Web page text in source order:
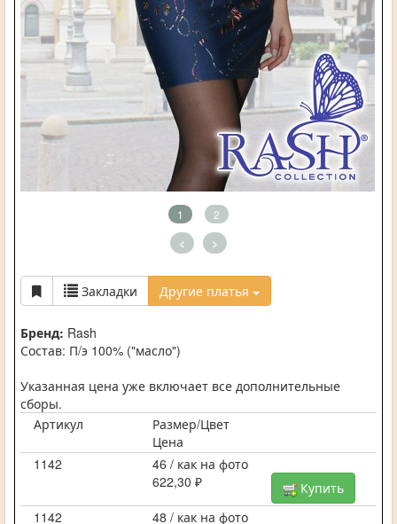
1 2
< >
Закладки Другие платья
Бренд: Rash
Состав: П/э 100% ("масло")
Указанная цена уже включает все дополнительные
сборы.
Артикул
Размер/Цвет
Цена
1142
46 / как на фото
622,30 ₽
Купить
1142
48 / как на фото